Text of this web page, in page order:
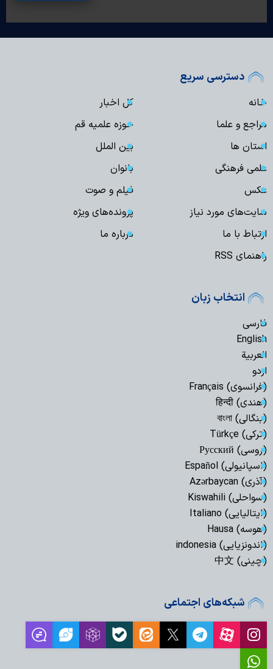
دسترسی سریع
خانه
کل اخبار
مراجع و علما
حوزه علمیه قم
استان ها
بین الملل
علمی فرهنگی
بانوان
عکس
فیلم و صوت
سایت‌های مورد نیاز
پرونده‌های ویژه
ارتباط با ما
درباره ما
راهنمای RSS
انتخاب زبان
فارسی
English
العربیة
اردو
(فرانسوی) Français
(هندی) हिन्दी
(بنگالی) বাংলা
(ترکی) Türkçe
(روسی) Русский
(اسپانیولی) Español
(آذری) Azərbaycan
(سواحلی) Kiswahili
(ایتالیایی) Italiano
(هوسه) Hausa
(اندونزیایی) indonesia
(چینی) 中文
شبکه‌های اجتماعی